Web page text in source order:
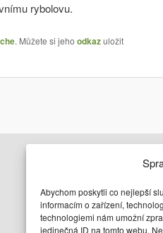
Abychom poskytli co nejlepší
informacím o zařízení,
technologiemi nám umožní
jedinečná ID na tomto webu.
rybolovu.
. Můžete si jeho odkazuložit